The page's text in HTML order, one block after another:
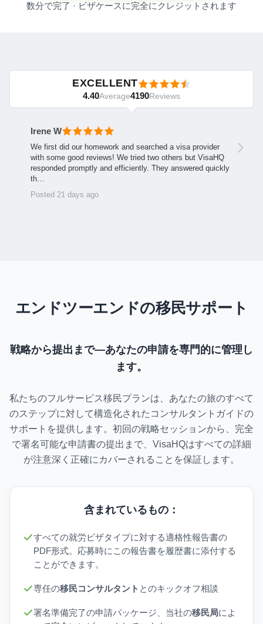
数分で完了 · ビザケースに完全にクレジットされます
EXCELLENT
4.40Average4190Reviews
Irene W
We first did our homework and searched a visa provider
with some good reviews! We tried two others but VisaHQ
responded promptly and efficiently. They answered quickly
th…
Posted 21 days ago
エンドツーエンドの移民サポート
戦略から提出まで—あなたの申請を専門的に管理し
ます。
私たちのフルサービス移民プランは、あなたの旅のすべて
のステップに対して構造化されたコンサルタントガイドの
サポートを提供します。初回の戦略セッションから、完全
で署名可能な申請書の提出まで、VisaHQはすべての詳細
が注意深く正確にカバーされることを保証します。
含まれているもの：
すべての就労ビザタイプに対する適格性報告書の
PDF形式。応募時にこの報告書を履歴書に添付する
ことができます。
専任の移民コンサルタント とのキックオフ相談
署名準備完了の申請パッケージ、当社の移民局によ